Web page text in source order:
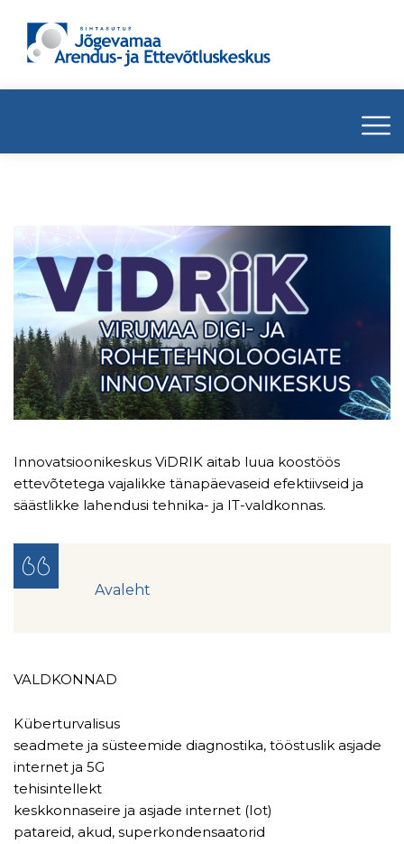
Innovatsioonikeskus ViDRIK aitab luua koostöös
ettevõtetega vajalikke tänapäevaseid efektiivseid ja
säästlikke lahendusi tehnika- ja IT-valdkonnas.
Avaleht
VALDKONNAD
Küberturvalisus
seadmete ja süsteemide diagnostika, tööstuslik asjade
internet ja 5G
tehisintellekt
keskkonnaseire ja asjade internet (Iot)
patareid, akud, superkondensaatorid